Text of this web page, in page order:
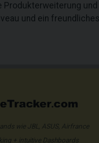
Produkterweiterung
und ein
wie JBL, ASUS, Airfrance
+ intuitive Dashboards